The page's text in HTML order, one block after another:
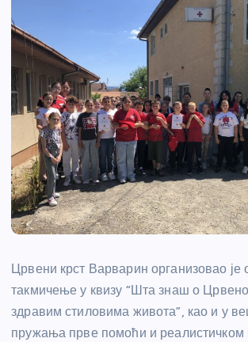
Црвени крст Варварин организовао је
такмичење у квизу “Шта знаш о
здравим стиловима живота”, као и у
пружања прве помоћи и реалистичком